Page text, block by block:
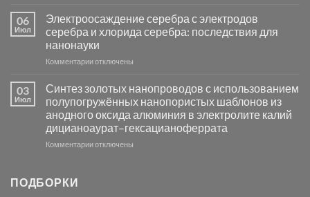
группы
фотокаталитической
активности
Хлорида
Серебра-
в
видимом
свете
с
помощью
модификации
06
Июл
Электроосаждение серебра с электродов
серебра и хлорида серебра: последствия для
нанонауки
Комментариик
серебра
с
электродов
серебра
и
отключены
03
Июл
Синтез золотых нанопроводов с использованием
полупогружённых нанопористых шаблонов из
анодного оксида алюминия в электролите калий
дицианоаурат–гексацианоферрата
Комментариикотключены
ПОДБОРКИ